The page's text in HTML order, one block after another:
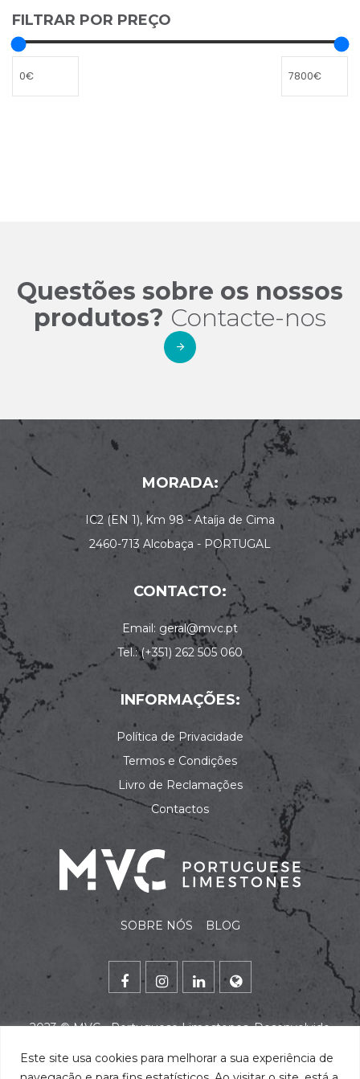
Este site usa cookies para melhorar a sua experiência de
FILTRAR POR PREÇO
Questões sobre os nossos
produtos? Contacte-nos
MORADA:
IC2 (EN 1), Km 98 - Ataíja de Cima
2460-713 Alcobaça - PORTUGAL
CONTACTO:
Email: geral@mvc.pt
Tel.: (+351) 262 505 060
INFORMAÇÕES:
Política de Privacidade
Termos e Condições
Livro de Reclamações
Contactos
SOBRE NÓS BLOG
2023 ©MVC - Portuguese Limestones. Desenvolvido